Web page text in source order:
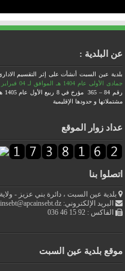
عن البلدية :
بلدية عين السبت أنشأت على إثر التقسيم الاداري
جمادى الأولى عام 1404 هـ الموافق لـ 04 فبراير 1984م يتعلق بالتنظيم الإقليمي للبلاد
مشتملاتها و حدودها الإقليمية
عداد زوار الموقع
اتصلوا بنا
بلدية عين السبت ، دائرة بني عزيز -
البريد الإلكتروني: apcainsebt@apcainsebt.dz
الفاكس : 92 15 46 036
موقع بلدية عين السبت